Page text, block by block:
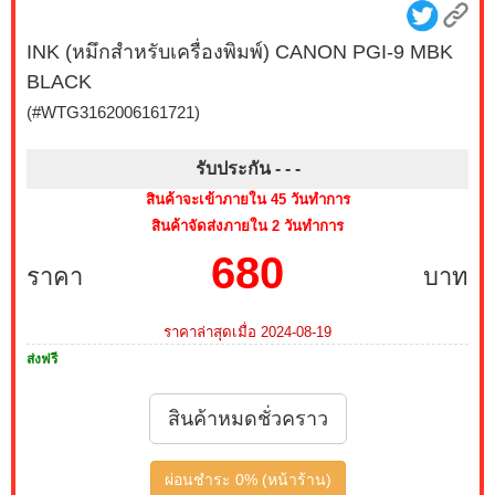
INK (หมึกสำหรับเครื่องพิมพ์) CANON PGI-9 MBK
BLACK
(#WTG3162006161721)
รับประกัน - - -
สินค้าจะเข้าภายใน 45 วันทำการ
สินค้าจัดส่งภายใน 2 วันทำการ
ราคา บาท
680
ราคาล่าสุดเมื่อ 2024-08-19
ส่งฟรี
สินค้าหมดชั่วคราว
ผ่อนชำระ 0% (หน้าร้าน)